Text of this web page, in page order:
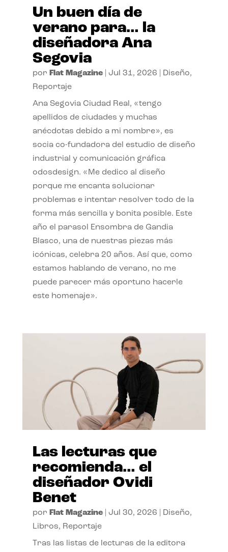
Un buen día de
verano para… la
diseñadora Ana
Segovia
por Flat Magazine| Jul 31, 2026 Diseño,
Reportaje
Ana Segovia Ciudad Real, «tengo
apellidos de ciudades y muchas
anécdotas debido a mi nombre», es
socia co-fundadora del estudio de diseño
industrial y comunicación gráfica
odosdesign. «Me dedico al diseño
porque me encanta solucionar
problemas e intentar resolver todo de la
forma más sencilla y bonita posible. Este
año el parasol Ensombra de Gandia
Blasco, una de nuestras piezas más
icónicas, celebra 20 años. Así que, como
estamos hablando de verano, no me
puede parecer más oportuno hacerle
este homenaje».
Las lecturas que
recomienda… el
diseñador Ovidi
Benet
por Flat Magazine| Jul 30, 2026 Diseño,
Libros, Reportaje
Tras las listas de lecturas de la editora